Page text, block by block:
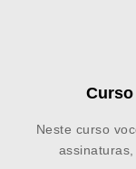
Neste curso